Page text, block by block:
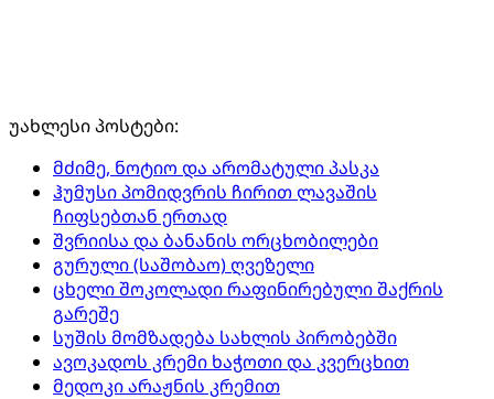
უახლესი პოსტები:
მძიმე, ნოტიო და არომატული პასკა
ჰუმუსი პომიდვრის ჩირით ლავაშის
ჩიფსებთან ერთად
შვრიისა და ბანანის ორცხობილები
გურული (საშობაო) ღვეზელი
ცხელი შოკოლადი რაფინირებული შაქრის
გარეშე
სუშის მომზადება სახლის პირობებში
ავოკადოს კრემი ხაჭოთი და კვერცხით
მედოკი არაჟნის კრემით